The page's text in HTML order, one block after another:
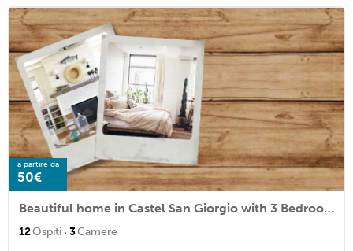
a partire da
50€
Beautiful home in Castel San Giorgio with 3 Bedrooms, WiFi and Outdoor swimming pool
12Ospiti · 3Camere